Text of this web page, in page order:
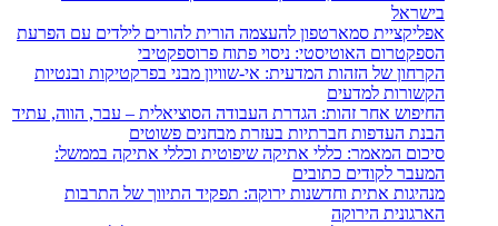
בישראל
אפליקציית סמארטפון להעצמה הורית להורים לילדים עם הפרעת
הספקטרום האוטיסטי: ניסוי פתוח פרוספקטיבי
הקרחון של הזהות המדעית: אי-שוויון מבני בפרקטיקות ובנטיות
הקשורות למדעים
החיפוש אחר זהות: הגדרת העבודה הסוציאלית – עבר, הווה, עתיד
הבנת העדפות חברתיות בעזרת מבחנים פשוטים
סיכום המאמר: כללי אתיקה שיפוטית וכללי אתיקה בממשל:
המעבר לקודים כתובים
מנהיגות אתית וחדשנות ירוקה: תפקיד התיווך של התרבות
הארגונית הירוקה